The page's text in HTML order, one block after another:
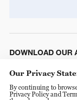
DOWNLOAD OUR
Our Privacy
By continuing to
Privacy Policy and